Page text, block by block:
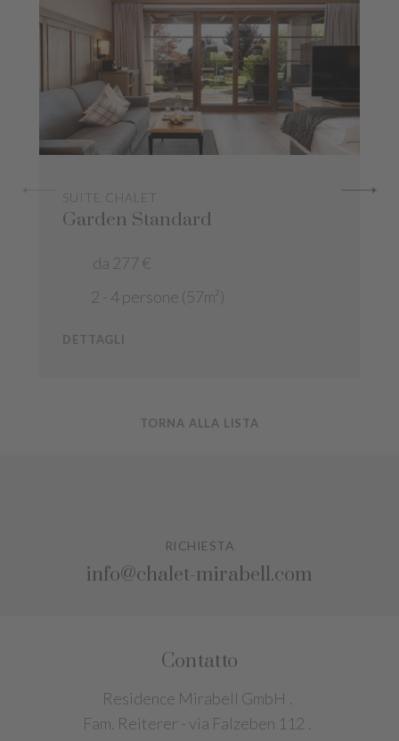
SUITE CHALET
Garden Standard
da 277 €
2 - 4 persone (57m²)
DETTAGLI
TORNA ALLA LISTA
RICHIESTA
info@chalet-mirabell.com
Contatto
Residence Mirabell GmbH .
Fam. Reiterer - via Falzeben 112 .